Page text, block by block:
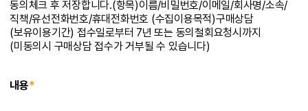
동의체크 후 저장합니다.(항목)이름/비밀번호/이메일/회사명/소속/
직책/유선전화번호/휴대전화번호 (수집이용목적)구매상담
(보유이용기간) 접수일로부터 7년 또는 동의철회요청시까지
(미동의시 구매상담 접수가 거부될 수 있습니다)
내용*